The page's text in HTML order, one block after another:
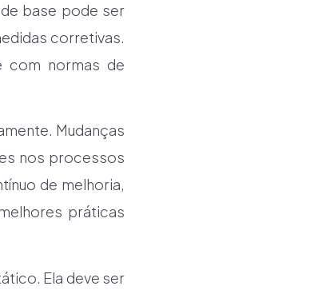
base pode ser
corretivas.
com normas de
Mudanças
nos processos
de melhoria,
práticas
Ela deve ser